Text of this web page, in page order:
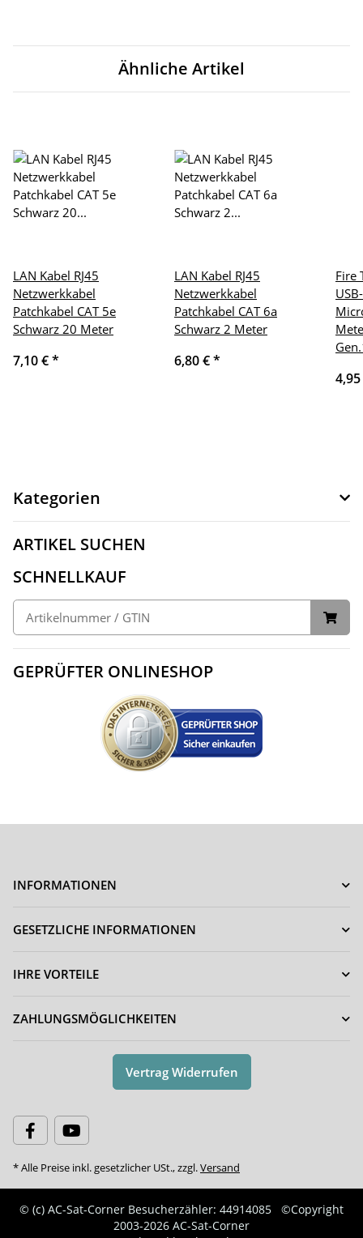
Ähnliche Artikel
LAN Kabel RJ45
Netzwerkkabel
Patchkabel CAT 5e
Schwarz 20 Meter
7,10 €*
LAN Kabel RJ45
Netzwerkkabel
Patchkabel CAT 6a
Schwarz 2 Meter
6,80 €*
Fire
Kategorien
ARTIKEL SUCHEN
SCHNELLKAUF
GEPRÜFTER ONLINESHOP
INFORMATIONEN
GESETZLICHE INFORMATIONEN
IHRE VORTEILE
ZAHLUNGSMÖGLICHKEITEN
Vertrag Widerrufen
* Alle Preise inkl. gesetzlicher USt., zzgl.Versand
© (c) AC-Sat-Corner Besucherzähler: 44914085
©Copyright
2003-2026 AC-Sat-Corner